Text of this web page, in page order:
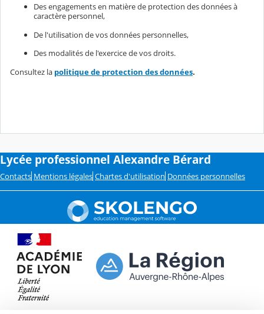
Des engagements en matière de protection des données à
caractère personnel,
De l'utilisation de vos données personnelles,
Des modalités de l'exercice de vos droits.
Consultez la politique de protection des données.
Lycée professionnel Alexandre Bérard
Contacts Mentions légales Chartes d'utilisation Données personnelles